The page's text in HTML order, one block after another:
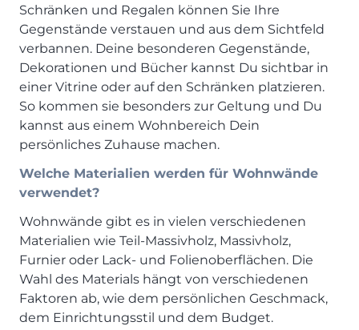
Schränken und Regalen können Sie Ihre
Gegenstände verstauen und aus dem Sichtfeld
verbannen. Deine besonderen Gegenstände,
Dekorationen und Bücher kannst Du sichtbar in
einer Vitrine oder auf den Schränken platzieren.
So kommen sie besonders zur Geltung und Du
kannst aus einem Wohnbereich Dein
persönliches Zuhause machen.
Welche Materialien werden für Wohnwände
verwendet?
Wohnwände gibt es in vielen verschiedenen
Materialien wie Teil-Massivholz, Massivholz,
Furnier oder Lack- und Folienoberflächen. Die
Wahl des Materials hängt von verschiedenen
Faktoren ab, wie dem persönlichen Geschmack,
dem Einrichtungsstil und dem Budget.